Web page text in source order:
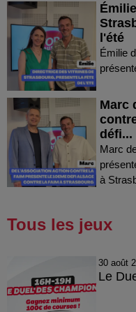
l'été
Émilie
Marc
défi...
Marc
à
Tous les jeux
30 août
Le